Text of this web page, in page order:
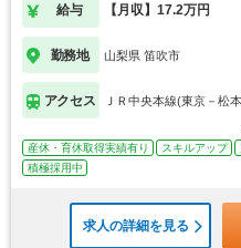
給与 【月収】17.2万円
勤務地 山梨県 笛吹市
アクセス ＪＲ中央本線(東京－松
産休・育休取得実績有り スキルアップ
積極採用中
求人の詳細を見る